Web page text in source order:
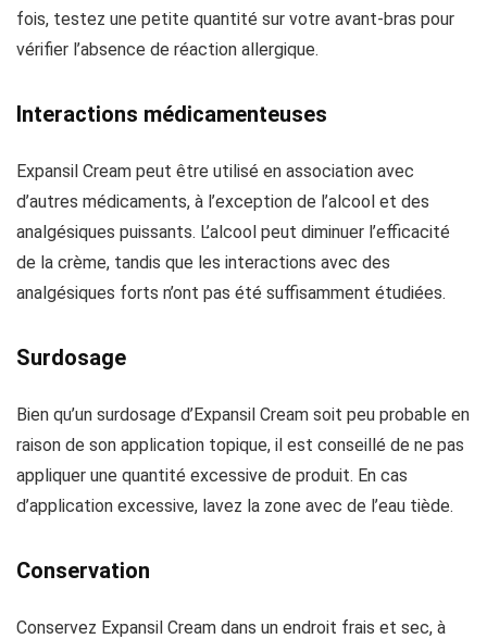
fois, testez une petite quantité sur votre avant-bras pour
vérifier l’absence de réaction allergique.
Interactions médicamenteuses
Expansil Cream peut être utilisé en association avec
d’autres médicaments, à l’exception de l’alcool et des
analgésiques puissants. L’alcool peut diminuer l’efficacité
de la crème, tandis que les interactions avec des
analgésiques forts n’ont pas été suffisamment étudiées.
Surdosage
Bien qu’un surdosage d’Expansil Cream soit peu probable en
raison de son application topique, il est conseillé de ne pas
appliquer une quantité excessive de produit. En cas
d’application excessive, lavez la zone avec de l’eau tiède.
Conservation
Conservez Expansil Cream dans un endroit frais et sec, à